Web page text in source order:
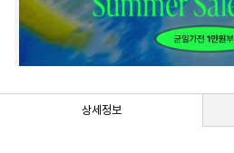
상세정보